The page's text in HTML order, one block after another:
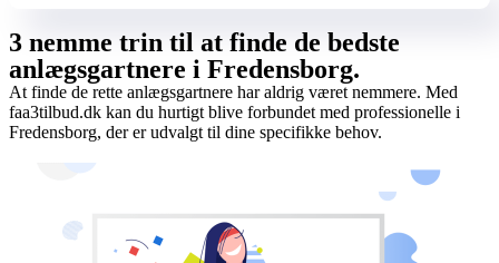
3 nemme trin til at finde de bedste
anlægsgartnere i Fredensborg.
At finde de rette anlægsgartnere har aldrig været nemmere. Med
faa3tilbud.dk kan du hurtigt blive forbundet med professionelle i
Fredensborg, der er udvalgt til dine specifikke behov.